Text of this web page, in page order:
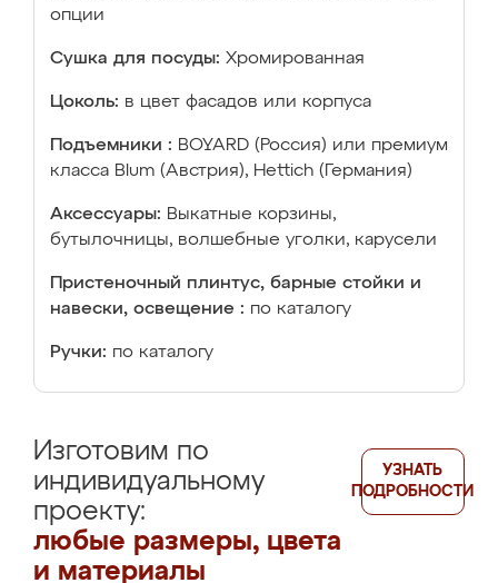
опции
Сушка для посуды: Хромированная
Цоколь: в цвет фасадов или корпуса
Подъемники : BOYARD (Россия) или премиум
класса Blum (Австрия), Hettich (Германия)
Аксессуары: Выкатные корзины,
бутылочницы, волшебные уголки, карусели
Пристеночный плинтус, барные стойки и
навески, освещение : по каталогу
Ручки: по каталогу
Изготовим по
индивидуальному
проекту:
любые размеры, цвета
и материалы
УЗНАТЬ
ПОДРОБНОСТИ